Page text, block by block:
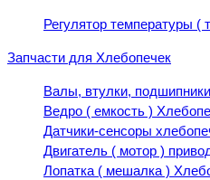
Регулятор температуры
Запчасти для Хлебопечек
Валы, втулки,
Ведро ( емкость )
Датчики-сенсоры
Двигатель ( мотор )
Лопатка ( мешалка )